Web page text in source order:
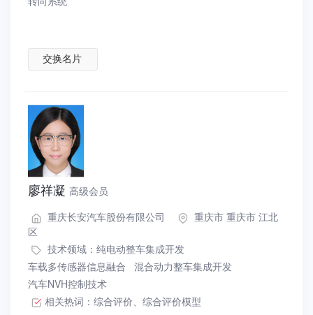
交换名片
廖祥凝 高级会员
重庆长安汽车股份有限公司
重庆市 重庆市 江北
区
技术领域： 纯电动整车集成开发
车载多传感器信息融合
混合动力整车集成开发
汽车NVH控制技术
相关热词： 综合评价、 综合评价模型